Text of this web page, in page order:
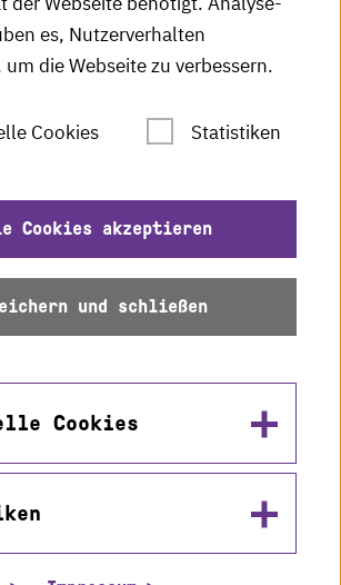
es, Nutzerverhalten
die Webseite zu verbessern.
Cookies Statistiken
Cookies akzeptieren
und schließen
Cookies
selection